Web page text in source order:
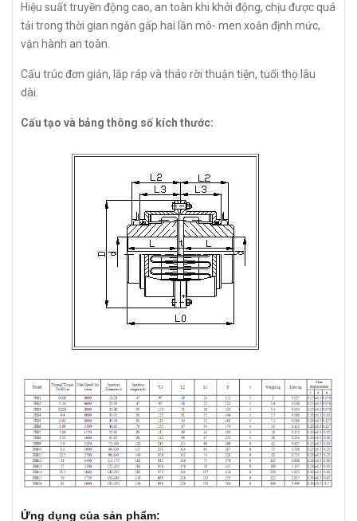
Hiệu suất truyền động cao, an toàn khi khởi động, chịu được quá
tải trong thời gian ngắn gấp hai lần mô- men xoắn định mức,
vận hành an toàn.
Cấu trúc đơn giản, lắp ráp và tháo rời thuận tiện, tuổi thọ lâu
dài.
Cấu tạo và bảng thông số kích thước:
Ứng dụng của sản phẩm: